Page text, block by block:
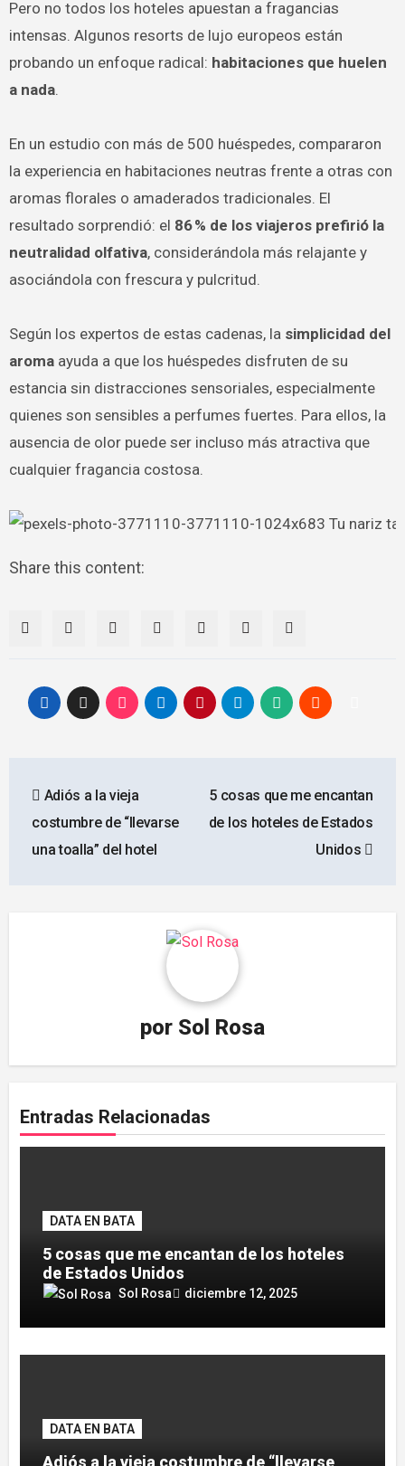
Pero no todos los hoteles apuestan a fragancias
intensas. Algunos resorts de lujo europeos están
probando un enfoque radical: habitaciones que huelen
a nada.
En un estudio con más de 500 huéspedes, compararon
la experiencia en habitaciones neutras frente a otras con
aromas florales o amaderados tradicionales. El
resultado sorprendió: el 86 % de los viajeros prefirió la
neutralidad olfativa, considerándola más relajante y
asociándola con frescura y pulcritud.
Según los expertos de estas cadenas, la simplicidad del
aromaayuda a que los huéspedes disfruten de su
estancia sin distracciones sensoriales, especialmente
quienes son sensibles a perfumes fuertes. Para ellos, la
ausencia de olor puede ser incluso más atractiva que
cualquier fragancia costosa.
Share this content:
de
entradas
Adiós a la vieja
costumbre de “llevarse
una toalla” del hotel
5 cosas que me encantan
de los hoteles de Estados
Unidos
por Sol Rosa
Entradas Relacionadas
DATA EN BATA
5 cosas que me encantan de los hoteles
de Estados Unidos
Sol Rosa diciembre 12, 2025
DATA EN BATA
Adiós a la vieja costumbre de “llevarse